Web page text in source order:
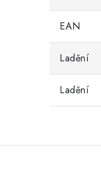
EAN
Ladění
Ladění